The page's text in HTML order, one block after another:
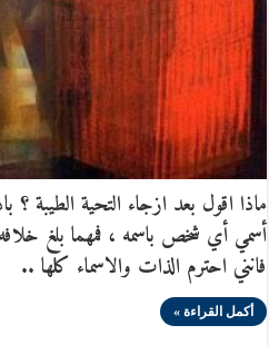
ماذا اقول بعد ازجاء التحية الطيبة
أسمي أي شخص باسمه ، فمهما بلغ
فانني احترم الذات والاسماء كلها ..
أكمل القراءة »